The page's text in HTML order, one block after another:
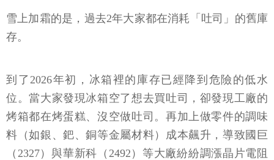
雪上加霜的是，過去2年大家都在消耗「吐司」的舊庫
存。
到了2026年初，冰箱裡的庫存已經降到危險的低水
位。當大家發現冰箱空了想去買吐司，卻發現工廠的
烤箱都在烤蛋糕、沒空做吐司。再加上做零件的調味
料（如銀、鈀、銅等金屬材料）成本飆升，導致國巨
（2327）與華新科（2492）等大廠紛紛調漲晶片電阻